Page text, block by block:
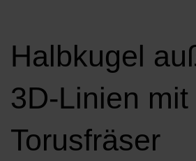
Halbkugel
3D-Linien mit
Torusfräser